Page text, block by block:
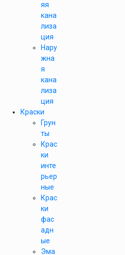
яя
кана
лиза
ция
Нару
жна
я
кана
лиза
ция
Краски
Грун
ты
Крас
ки
инте
рьер
ные
Крас
ки
фас
адн
ые
Эма